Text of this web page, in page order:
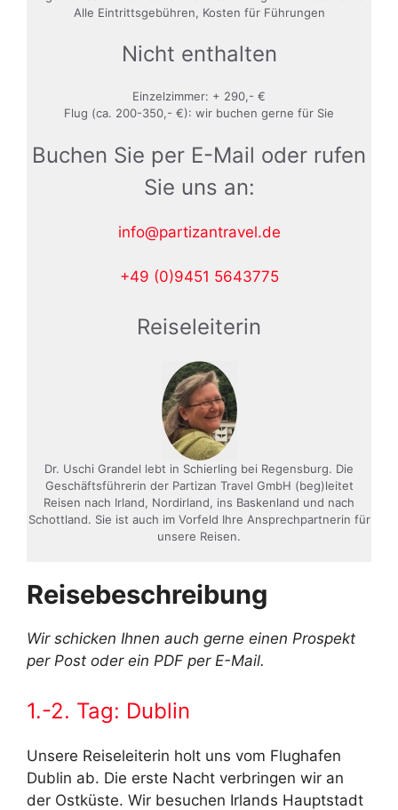
Alle Eintrittsgebühren, Kosten für Führungen
Nicht enthalten
Einzelzimmer: + 290,- €
Flug (ca. 200-350,- €): wir buchen gerne für Sie
Buchen Sie per E-Mail oder rufen
Sie uns an:
info@partizantravel.de
+49 (0)9451 5643775
Reiseleiterin
Dr. Uschi Grandel lebt in Schierling bei Regensburg. Die
Geschäftsführerin der Partizan Travel GmbH (beg)leitet
Reisen nach Irland, Nordirland, ins Baskenland und nach
Schottland. Sie ist auch im Vorfeld Ihre Ansprechpartnerin für
unsere Reisen.
Reisebeschreibung
Wir schicken Ihnen auch gerne einen Prospekt
per Post oder ein PDF per E-Mail.
1.-2. Tag: Dublin
Unsere Reiseleiterin holt uns vom Flughafen
Dublin ab. Die erste Nacht verbringen wir an
der Ostküste. Wir besuchen Irlands Hauptstadt